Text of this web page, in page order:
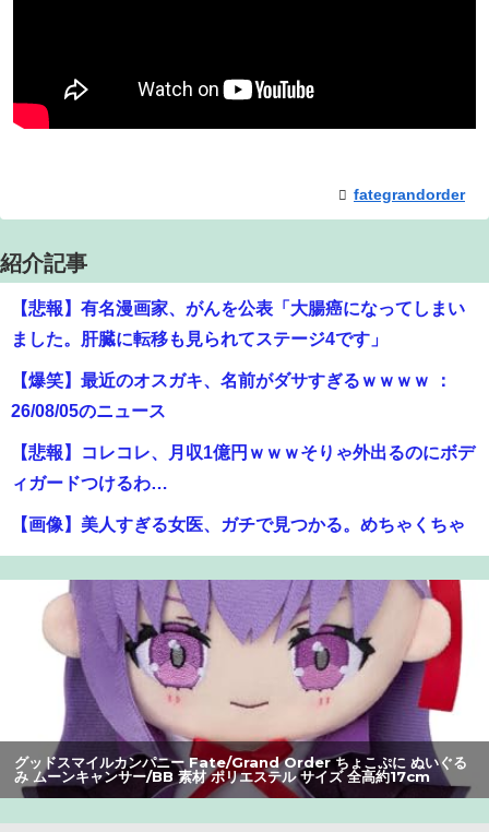
fategrandorder
紹介記事
【悲報】有名漫画家、がんを公表「大腸癌になってしまい
ました。肝臓に転移も見られてステージ4です」
【爆笑】最近のオスガキ、名前がダサすぎるｗｗｗｗ ：
26/08/05のニュース
【悲報】コレコレ、月収1億円ｗｗｗそりゃ外出るのにボデ
ィガードつけるわ…
【画像】美人すぎる女医、ガチで見つかる。めちゃくちゃ
いいべｗｗｗｗ ：26/08/04のニュース
【閲覧注意】元臆女キャバ嬢の首吊り自配信、拡散されま
くって終わるｗｗｗｗｗｗｗ
【朗報】アマガミの棚町薫さん、最新絵でめっちゃ可愛く
なる：26/08/03のニュース
町の弁当屋「申し訳ないが消費税1%になったらその分商品
代を値上げするわ」
グッドスマイルカンパニー Fate/Grand Order ちょこぷに ぬいぐる
み ムーンキャンサー/BB 素材 ポリエステル サイズ 全高約17cm